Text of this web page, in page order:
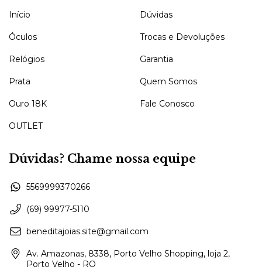
Início
Óculos
Relógios
Prata
Ouro 18K
OUTLET
Dúvidas
Trocas e Devoluções
Garantia
Quem Somos
Fale Conosco
Dúvidas? Chame nossa equipe
5569999370266
(69) 99977-5110
beneditajoias.site@gmail.com
Av. Amazonas, 8338, Porto Velho Shopping, loja 2,
Porto Velho - RO